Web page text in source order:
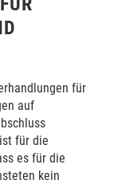
für
auf
für die
es für die
kein